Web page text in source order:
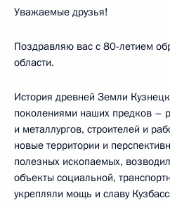
Уважаемые друзья!
Поздравляю вас с 80-летием
области.
История древней Земли
поколениями наших предков –
и металлургов, строителей и
новые территории и
полезных ископаемых,
объекты социальной,
укрепляли мощь и славу